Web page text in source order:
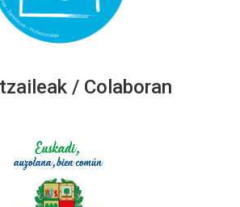
/ Colaboran